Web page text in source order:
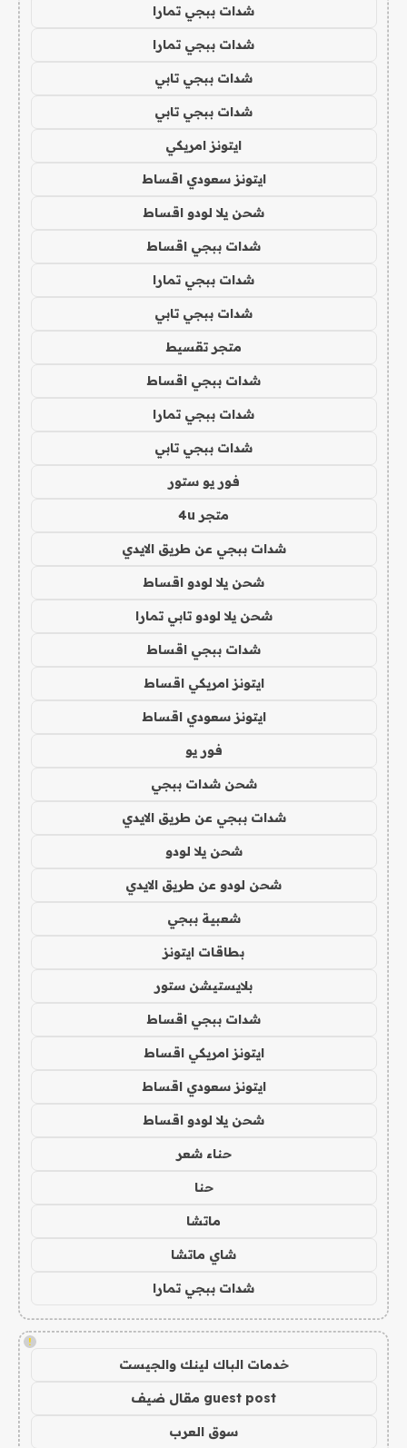
شدات ببجي تمارا
شدات ببجي تمارا
شدات ببجي تابي
شدات ببجي تابي
ايتونز امريكي
ايتونز سعودي اقساط
شحن يلا لودو اقساط
شدات ببجي اقساط
شدات ببجي تمارا
شدات ببجي تابي
متجر تقسيط
شدات ببجي اقساط
شدات ببجي تمارا
شدات ببجي تابي
فور يو ستور
متجر 4u
شدات ببجي عن طريق الايدي
شحن يلا لودو اقساط
شحن يلا لودو تابي تمارا
شدات ببجي اقساط
ايتونز امريكي اقساط
ايتونز سعودي اقساط
فور يو
شحن شدات ببجي
شدات ببجي عن طريق الايدي
شحن يلا لودو
شحن لودو عن طريق الايدي
شعبية ببجي
بطاقات ايتونز
بلايستيشن ستور
شدات ببجي اقساط
ايتونز امريكي اقساط
ايتونز سعودي اقساط
شحن يلا لودو اقساط
حناء شعر
حنا
ماتشا
شاي ماتشا
شدات ببجي تمارا
!
خدمات الباك لينك والجيست
guest post مقال ضيف
سوق العرب